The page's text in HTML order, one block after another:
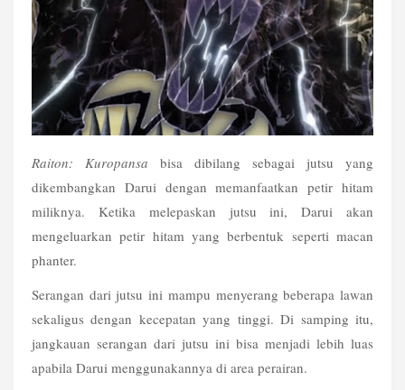
Raiton: Kuropansa bisa dibilang sebagai jutsu yang
dikembangkan Darui dengan memanfaatkan petir hitam
miliknya. Ketika melepaskan jutsu ini, Darui akan
mengeluarkan petir hitam yang berbentuk seperti macan
phanter.
Serangan dari jutsu ini mampu menyerang beberapa lawan
sekaligus dengan kecepatan yang tinggi. Di samping itu,
jangkauan serangan dari jutsu ini bisa menjadi lebih luas
apabila Darui menggunakannya di area perairan.